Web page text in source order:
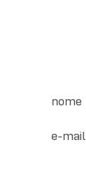
nome
e-mail